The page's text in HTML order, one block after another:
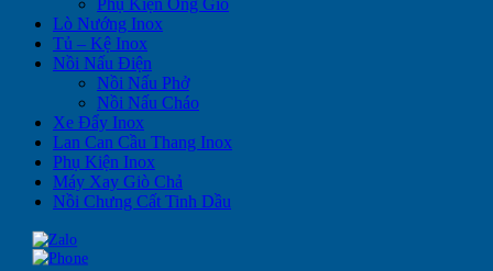
Lò Nướng Inox
Tủ – Kệ Inox
Nồi Nấu Điện
Nồi Nấu Phở
Nồi Nấu Cháo
Xe Đẩy Inox
Lan Can Cầu Thang Inox
Phụ Kiện Inox
Máy Xay Giò Chả
Nồi Chưng Cất Tinh Dầu